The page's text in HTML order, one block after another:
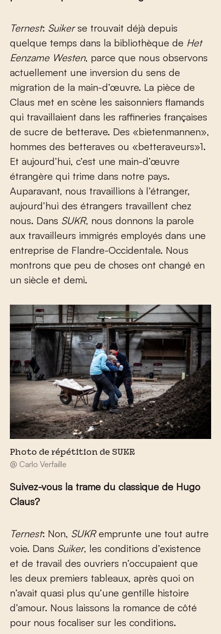
Ternest: Suikerse trouvait déjà depuis
quelque temps dans la bibliothèque de Het
Eenzame Westen, parce que nous observons
actuellement une inversion du sens de
migration de la main-d’œuvre. La pièce de
Claus met en scène les saisonniers flamands
qui travaillaient dans les raffineries françaises
de sucre de betterave. Des «bietenmannen»,
hommes des betteraves ou «betteraveurs»1.
Et aujourd’hui, c’est une main-d’œuvre
étrangère qui trime dans notre pays.
Auparavant, nous travaillions à l’étranger,
aujourd’hui des étrangers travaillent chez
nous. Dans SUKR, nous donnons la parole
aux travailleurs immigrés employés dans une
entreprise de Flandre-Occidentale. Nous
montrons que peu de choses ont changé en
un siècle et demi.
Photo de répétition de SUKR
@ Carlo Verfaille
Suivez-vous la trame du classique de Hugo
Claus?
Ternest: Non, SUKRemprunte une tout autre
voie. Dans Suiker, les conditions d’existence
et de travail des ouvriers n’occupaient que
les deux premiers tableaux, après quoi on
n’avait quasi plus qu’une gentille histoire
d’amour. Nous laissons la romance de côté
pour nous focaliser sur les conditions.